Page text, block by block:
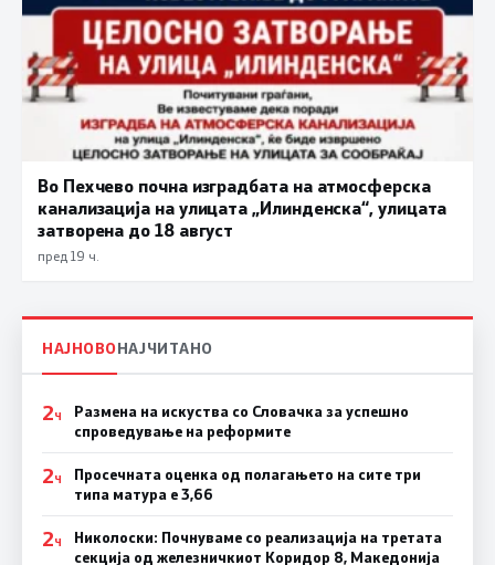
Во Пехчево почна изградбата на атмосферска
канализација на улицата „Илинденска“, улицата
затворена до 18 август
пред 19 ч.
НАЈНОВОНАЈЧИТАНО
2Ч
Размена на искуства со Словачка за успешно
спроведување на реформите
2Ч
Просечната оценка од полагањето на сите три
типа матура е 3,66
2Ч
Николоски: Почнуваме со реализација на третата
секција од железничкиот Коридор 8, Македонија